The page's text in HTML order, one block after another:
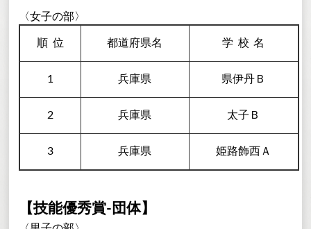
〈女子の部〉
順 位 都道府県名 学校名
1 兵庫県 県伊丹Ｂ
2 兵庫県 太子Ｂ
3 兵庫県 姫路飾西Ａ
【技能優秀賞-団体】